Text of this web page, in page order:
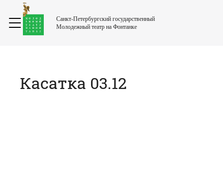
Санкт-Петербургский государственный
Молодежный театр на Фонтанке
Касатка 03.12